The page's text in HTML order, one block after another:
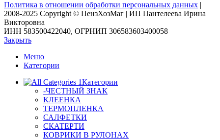
Политика в отношении обработки персональных данных |
2008-2025 Copyright © ПензХозМаг | ИП Пантелеева Ирина
Викторовна
ИНН 583500422040, ОГРНИП 306583603400058
Закрыть
Меню
Категории
Категории
-ЧЕСТНЫЙ ЗНАК
КЛЕЕНКА
ТЕРМОПЛЕНКА
САЛФЕТКИ
СКАТЕРТИ
КОВРИКИ В РУЛОНАХ